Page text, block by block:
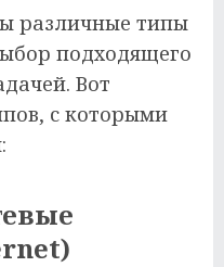
различные типы
подходящего
Вот
с которыми